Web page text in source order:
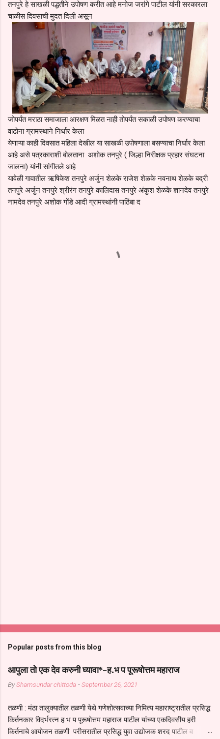
तनपुरे हे साखळी पद्धतीने उपोषण करीत आहे मनोज जरांगे पाटील यांनी सरकारला
चाळीस दिवसाची मुदत दिली असून
जोपर्यंत मराठा समाजाला आरक्षण मिळत नाही तोपर्यंत सकाळी उपोषण करण्याचा
वाढोना ग्रामस्थाने निर्धार केला
येणाऱ्या काही दिवसात महिला देखील या साखळी उपोषणाला बसण्याचा निर्धार केला
आहे असे पत्रकाराशी बोलताना अशोक तनपुरे ( जिल्हा निरीक्षक प्रहार संघटना
जालना) यांनी सांगीतले आहे
यावेळी गावातील ऋषिकेश तनपुरे अर्जुन शेळके राजेश शेळके नवनाथ शेळके बद्री
तनपुरे अर्जुन तनपुरे श्रीरंग तनपुरे कालिदास तनपुरे अंकुश शेळके ज्ञानदेव तनपुरे
नामदेव तनपुरे अशोक गोंडे आदी ग्रामस्थांनी पाठिंबा द
Popular posts from this blog
आपुला तो एक देव करुनी घ्यावा*-ह.भ प पूरूषोत्तम महाराज
ByShamsundar chittoda -September 26, 2021
तळणी : मंठा तालुक्यातील तळणी येथे गणेशोत्सवाच्या निमित्य महाराष्ट्रातील प्रसिद्ध
किर्तनकार विदर्भरत्न ह भ प पूरूषोत्तम महाराज पाटील यांच्या एकदिवसीय हरी
किर्तनाचे आयोजन तळणी परीसरातील प्रसिद्ध युवा उद्योजक शरद पाटील व